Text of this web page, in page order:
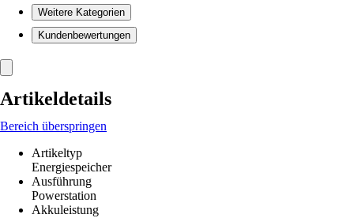
Weitere Kategorien
Kundenbewertungen
Artikeldetails
Bereich überspringen
Artikeltyp
Energiespeicher
Ausführung
Powerstation
Akkuleistung